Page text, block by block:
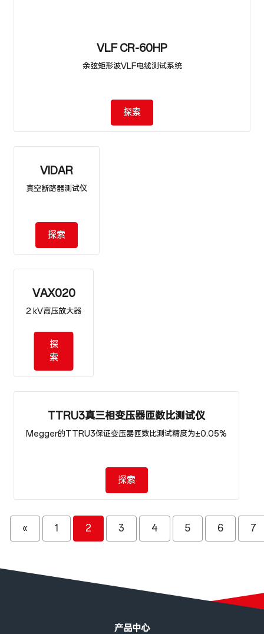
VLF CR-60HP
余弦矩形波VLF电缆测试系统
探索
VIDAR
真空断路器测试仪
探索
VAX020
2 kV高压放大器
探
索
TTRU3真三相变压器匝数比测试仪
Megger的TTRU3保证变压器匝数比测试精度为±0.05%
探索
« 1 2 3 4 5 6 7
产品中心